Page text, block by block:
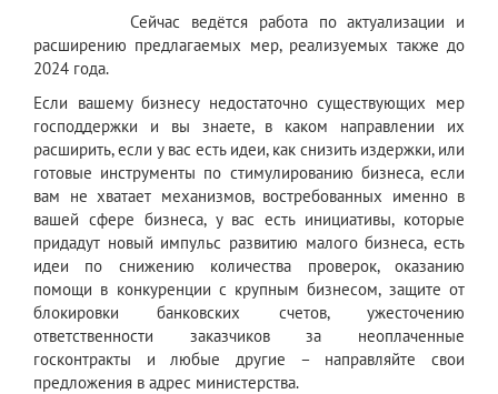
Сейчас ведётся работа по актуализации и
расширению предлагаемых мер, реализуемых также до
2024 года.
Если вашему бизнесу недостаточно существующих мер
господдержки и вы знаете, в каком направлении их
расширить, если у вас есть идеи, как снизить издержки, или
готовые инструменты по стимулированию бизнеса, если
вам не хватает механизмов, востребованных именно в
вашей сфере бизнеса, у вас есть инициативы, которые
придадут новый импульс развитию малого бизнеса, есть
идеи по снижению количества проверок, оказанию
помощи в конкуренции с крупным бизнесом, защите от
блокировки банковских счетов, ужесточению
ответственности заказчиков за неоплаченные
госконтракты и любые другие – направляйте свои
предложения в адрес министерства.